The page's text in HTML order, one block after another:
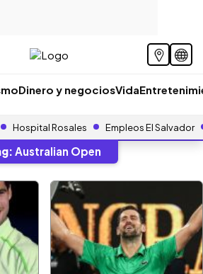
Dinero y negociosVida
Hospital Rosales Empleos El Salvador
Australian Open